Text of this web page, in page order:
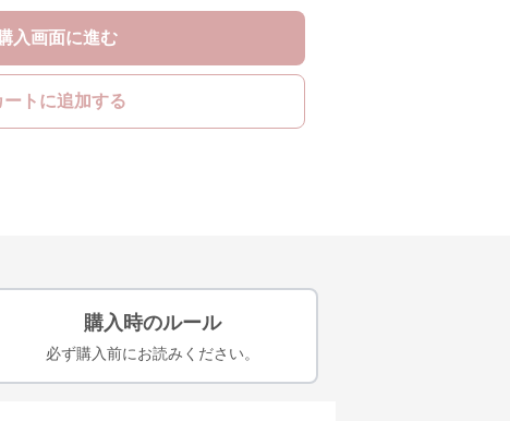
入画面に進む
ートに追加する
購入時のルール
必ず購入前にお読みください。